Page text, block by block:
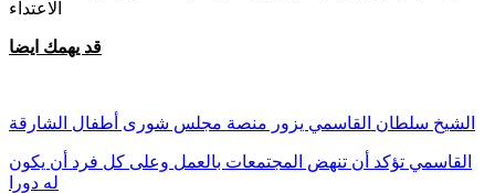
قد يهمك ايضا
الشيخ سلطان القاسمي يزور منصة مجلس شورى أطفال الشارقة
القاسمي تؤكد أن تنهض المجتمعات بالعمل وعلى كل فرد أن يكون
له دورا